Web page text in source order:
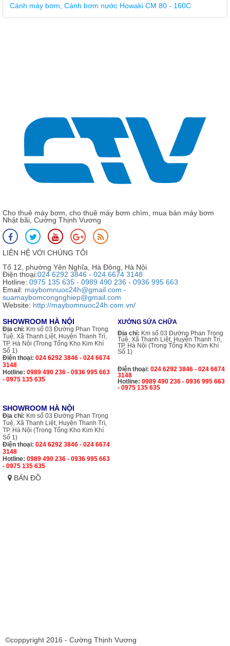
Cho thuê máy bơm, cho thuê máy bơm chìm, mua bán máy bơm
Nhật bãi, Cường Thịnh Vương
LIÊN HỆ VỚI CHÚNG TÔI
Tổ 12, phường Yên Nghĩa, Hà Đông, Hà Nội
Điện thoại:024 6292 3846 - 024 6674 3148
Hotline: 0975 135 635 - 0989 490 236 - 0936 995 663
Email: maybomnuoc24h@gmail.com -
suamaybomcongnghiep@gmail.com
Website: http://maybomnuoc24h.com.vn/
SHOWROOM HÀ NỘI
Địa chỉ: Km số 03 Đường Phan Trọng
Tuệ, Xã Thanh Liệt, Huyện Thanh Trì,
TP. Hà Nội (Trong Tổng Kho Kim Khí
Số 1)
Điện thoại: 024 6292 3846 - 024 6674
3148
Hotline: 0989 490 236 - 0936 995 663
- 0975 135 635
XƯỞNG SỬA CHỮA
Địa chỉ: Km số 03 Đường Phan Trọng
Tuệ, Xã Thanh Liệt, Huyện Thanh Trì,
TP. Hà Nội (Trong Tổng Kho Kim Khí
Số 1)
Điện thoại: 024 6292 3846 - 024 6674
3148
Hotline: 0989 490 236 - 0936 995 663
- 0975 135 635
SHOWROOM HÀ NỘI
Địa chỉ: Km số 03 Đường Phan Trọng
Tuệ, Xã Thanh Liệt, Huyện Thanh Trì,
TP. Hà Nội (Trong Tổng Kho Kim Khí
Số 1)
Điện thoại: 024 6292 3846 - 024 6674
3148
Hotline: 0989 490 236 - 0936 995 663
- 0975 135 635
BẢN ĐỒ
©coppyright 2016 - Cường Thịnh Vương